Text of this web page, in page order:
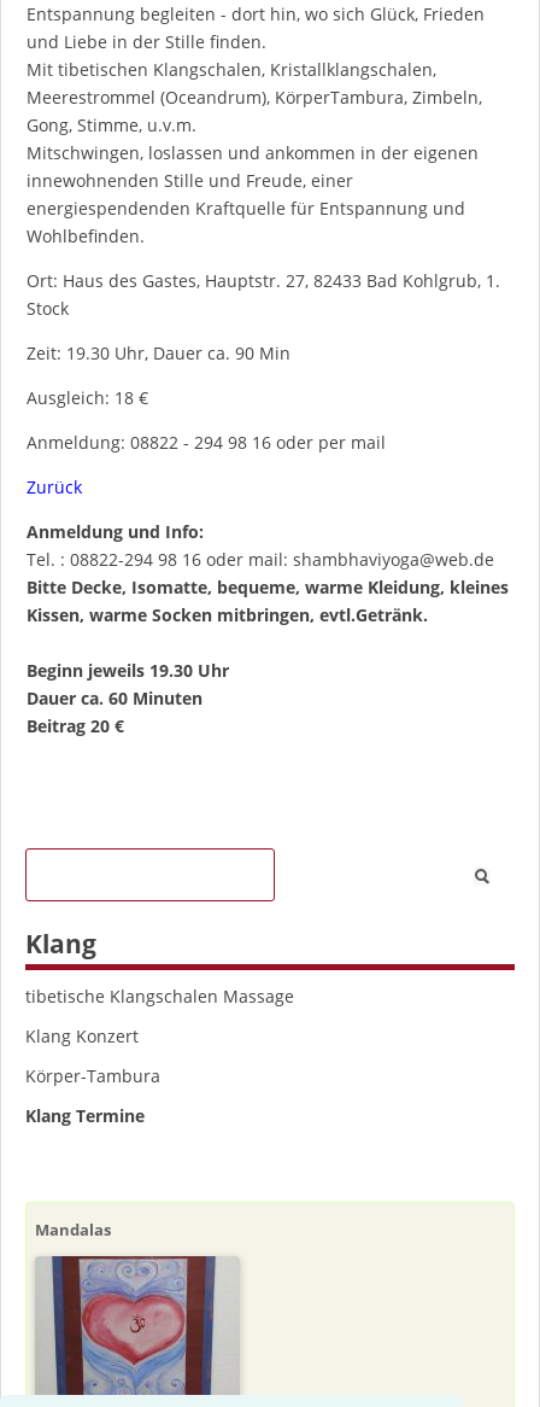
Entspannung begleiten - dort hin, wo sich Glück, Frieden
und Liebe in der Stille finden.
Mit tibetischen Klangschalen, Kristallklangschalen,
Meerestrommel (Oceandrum), KörperTambura, Zimbeln,
Gong, Stimme, u.v.m.
Mitschwingen, loslassen und ankommen in der eigenen
innewohnenden Stille und Freude, einer
energiespendenden Kraftquelle für Entspannung und
Wohlbefinden.
Ort: Haus des Gastes, Hauptstr. 27, 82433 Bad Kohlgrub, 1.
Stock
Zeit: 19.30 Uhr, Dauer ca. 90 Min
Ausgleich: 18 €
Anmeldung: 08822 - 294 98 16 oder per mail
Zurück
Anmeldung und Info:
Tel. : 08822-294 98 16 oder mail: shambhaviyoga@web.de
Bitte Decke, Isomatte, bequeme, warme Kleidung, kleines
Kissen, warme Socken mitbringen, evtl.Getränk.
Beginn jeweils 19.30 Uhr
Dauer ca. 60 Minuten
Beitrag 20 €
Klang
Navigation
tibetische Klangschalen Massage
Klang Konzert
Körper-Tambura
Klang Termine
Mandalas